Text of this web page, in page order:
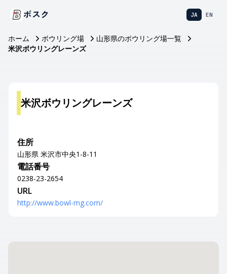
ボスク JA EN
ホーム ボウリング場
山形県のボウリング場一覧
米沢ボウリングレーンズ
米沢ボウリングレーンズ
住所
山形県 米沢市中央1-8-11
電話番号
0238-23-2654
URL
http://www.bowl-mg.com/